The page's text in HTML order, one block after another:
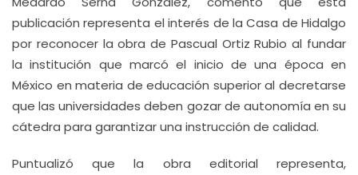
publicación representa el interés de la Casa de Hidalgo
por reconocer la obra de Pascual Ortiz Rubio al fundar
la institución que marcó el inicio de una época en
México en materia de educación superior al decretarse
que las universidades deben gozar de autonomía en su
cátedra para garantizar una instrucción de calidad.
Puntualizó que la obra editorial representa,